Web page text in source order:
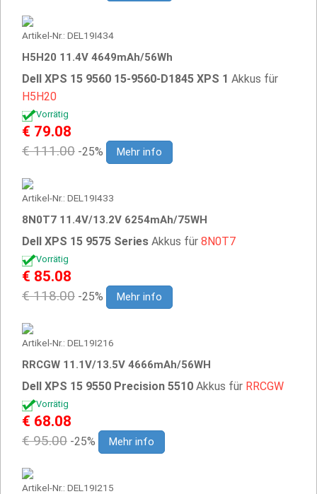
Artikel-Nr.: DEL19I434
H5H20 11.4V 4649mAh/56Wh
Dell XPS 15 9560 15-9560-D1845 XPS 1 Akkus für
H5H20
Vorrätig
€ 79.08
€ 111.00 -25% Mehr info
Artikel-Nr.: DEL19I433
8N0T7 11.4V/13.2V 6254mAh/75WH
Dell XPS 15 9575 Series Akkus für 8N0T7
Vorrätig
€ 85.08
€ 118.00 -25% Mehr info
Artikel-Nr.: DEL19I216
RRCGW 11.1V/13.5V 4666mAh/56WH
Dell XPS 15 9550 Precision 5510 Akkus für RRCGW
Vorrätig
€ 68.08
€ 95.00 -25% Mehr info
Artikel-Nr.: DEL19I215